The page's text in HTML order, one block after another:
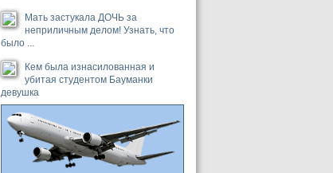
Мать застукала ДОЧЬ за
неприличным делом! Узнать, что
было ...
Кем была изнасилованная и
убитая студентом Бауманки
девушка